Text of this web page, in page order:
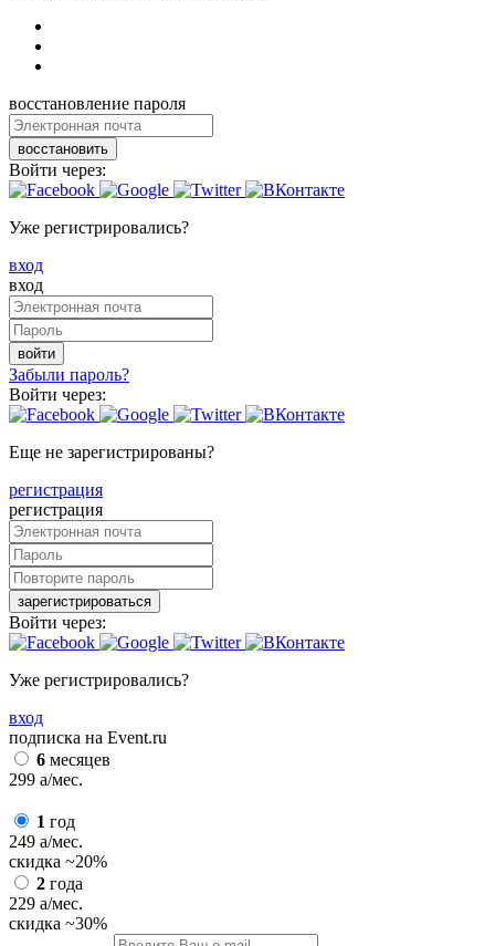
восстановление пароля
восстановить
Войти через:
Уже регистрировались?
вход
вход
войти
Забыли пароль?
Войти через:
Еще не зарегистрированы?
регистрация
регистрация
зарегистрироваться
Войти через:
Уже регистрировались?
вход
подписка на Event.ru
6 месяцев
299 a/мес.
1 год
249 a/мес.
скидка ~20%
2 года
229 a/мес.
скидка ~30%